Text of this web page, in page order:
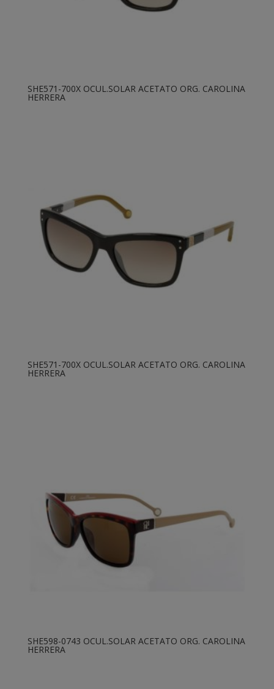
SHE571-700X OCUL.SOLAR ACETATO ORG. CAROLINA
HERRERA
SHE571-700X OCUL.SOLAR ACETATO ORG. CAROLINA
HERRERA
SHE598-0743 OCUL.SOLAR ACETATO ORG. CAROLINA
HERRERA